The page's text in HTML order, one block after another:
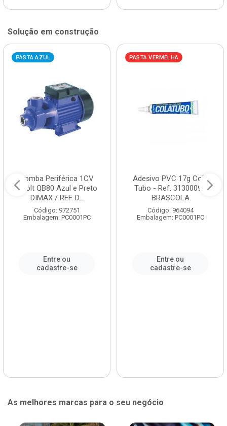
Solução em construção
PASTA AZUL
Bomba Periférica 1CV
Bivolt QB80 Azul e Preto
DIMAX / REF. D...
Código: 972751
Embalagem: PC0001PC
Entre ou
cadastre-se
PASTA VERMELHA
Adesivo PVC 17g Cola
Tubo - Ref. 3130009 -
BRASCOLA
Código: 964094
Embalagem: PC0001PC
Entre ou
cadastre-se
As melhores marcas para o seu negócio